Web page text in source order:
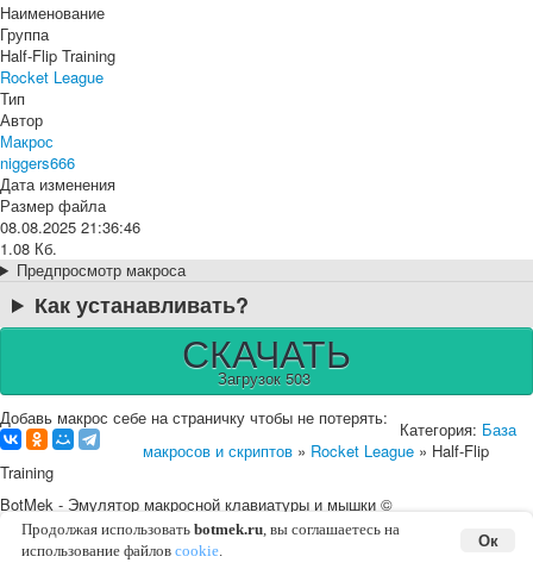
Наименование
Группа
Half-Flip Training
Rocket League
Тип
Автор
Макрос
niggers666
Дата изменения
Размер файла
08.08.2025 21:36:46
1.08 Кб.
Предпросмотр макроса
Как устанавливать?
СКАЧАТЬ
Загрузок 503
Добавь макрос себе на страничку чтобы не потерять:
Категория: База
макросов и скриптов » Rocket League » Half-Flip
Training
BotMek - Эмулятор макросной клавиатуры и мышки ©
2016-2026 |
English
Карта сайта Соглашение с пользователем